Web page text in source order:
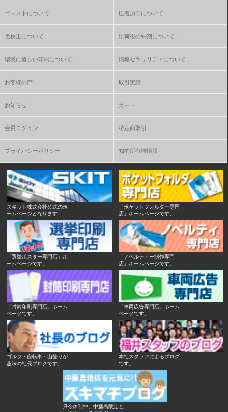
ゴーストについて 圧着加工について
色校正について、 出荷後の納期について、
環境に優しい印刷について、 情報セキュリティについて、
お客様の声 取引実績
お知らせ カート
会員ログイン 特定商取引
プライバシーポリシー 知的所有権情報
スキット株式会社公式のホ
ームページとなります
「ポケットフォルダー専門
店」ホームページです。
「選挙ポスター専門店」ホ
ームページです。
「ノベルティー制作専門
店」ホームページです。
「封筒印刷専門店」ホーム
ページです。
「車両広告専門店」ホーム
ページです。
ゴルフ・自転車・山登りが
趣味の社長ブログです。
本社スタッフによるブログ
です。
只今休刊中。中藤島限定と